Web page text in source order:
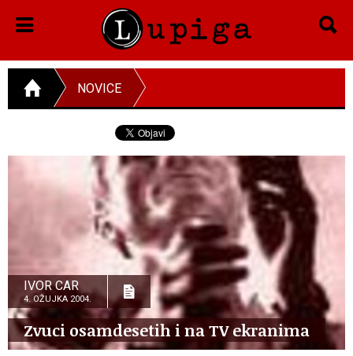
NOVICE
IVOR CAR
4. OŽUJKA 2004.
Zvuci osamdesetih i na TV ekranima